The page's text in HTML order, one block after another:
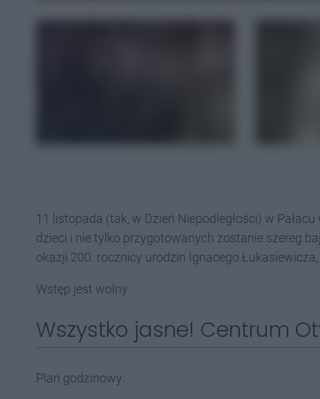
11 listopada (tak, w Dzień Niepodległości) w
dzieci i nie tylko przygotowanych zostanie szereg
okazji 200. rocznicy urodzin Ignacego
Wstęp jest wolny.
Wszystko jasne! Centrum
Plan godzinowy: